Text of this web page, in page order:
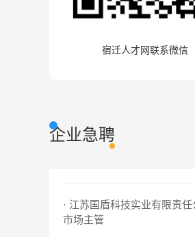
宿迁人才网联系微信
企业急聘
市场主管